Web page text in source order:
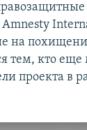
на
тем, кто еще
проекта в